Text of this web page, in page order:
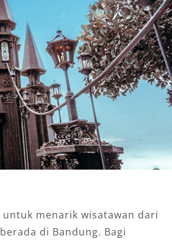
menarik wisatawan dari
di Bandung. Bagi